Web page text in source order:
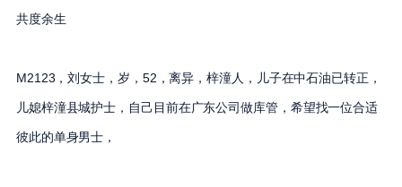
共度余生
M2123，刘女士，岁，52，离异，梓潼人，儿子在中石油已转正，
儿媳梓潼县城护士，自己目前在广东公司做库管，希望找一位合适
彼此的单身男士，